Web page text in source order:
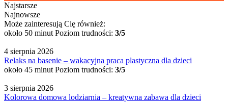
Najstarsze
Najnowsze
Może zainteresują Cię również:
około 50 minut Poziom trudności: 3/5
4 sierpnia 2026
Relaks na basenie – wakacyjna praca plastyczna dla dzieci
około 45 minut Poziom trudności: 3/5
3 sierpnia 2026
Kolorowa domowa lodziarnia – kreatywna zabawa dla dzieci